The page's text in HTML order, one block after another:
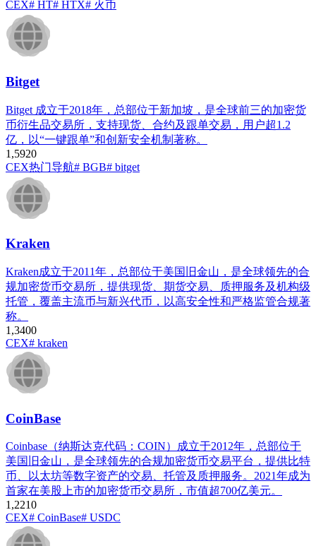
CEX# HT# HTX# 火币
Bitget
Bitget 成立于2018年，总部位于新加坡，是全球前三的加密货
币衍生品交易所，支持现货、合约及跟单交易，用户超1.2
亿，以“一键跟单”和创新安全机制著称。
1,5920
CEX热门导航# BGB# bitget
Kraken
Kraken成立于2011年，总部位于美国旧金山，是全球领先的合
规加密货币交易所，提供现货、期货交易、质押服务及机构级
托管，覆盖主流币与新兴代币，以高安全性和严格监管合规著
称。
1,3400
CEX# kraken
CoinBase
Coinbase（纳斯达克代码：COIN）成立于2012年，总部位于
美国旧金山，是全球领先的合规加密货币交易平台，提供比特
币、以太坊等数字资产的交易、托管及质押服务。2021年成为
首家在美股上市的加密货币交易所，市值超700亿美元。
1,2210
CEX# CoinBase# USDC